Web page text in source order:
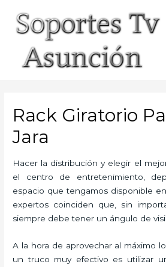
content
Rack Giratorio
Jara
Hacer la distribución y elegir el
el centro de entretenimiento,
espacio que tengamos disponible
expertos coinciden que, sin
siempre debe tener un ángulo de
A la hora de aprovechar al máximo
un truco muy efectivo es utilizar